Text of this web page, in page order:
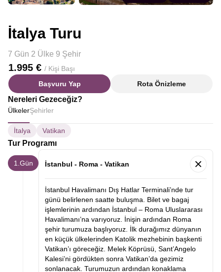
İtalya Turu
7 Gün 2 Ülke 9 Şehir
1.995 € / Kişi Başı
Başvuru Yap
Rota Önizleme
Nereleri Gezeceğiz?
ÜlkelerŞehirler
İtalya Vatikan
Tur Programı
1.Gün İstanbul - Roma - Vatikan
İstanbul Havalimanı Dış Hatlar Terminali’nde tur
günü belirlenen saatte buluşma. Bilet ve bagaj
işlemlerinin ardından İstanbul – Roma Uluslararası
Havalimanı’na varıyoruz. İnişin ardından Roma
şehir turumuza başlıyoruz. İlk durağımız dünyanın
en küçük ülkelerinden Katolik mezhebinin başkenti
Vatikan’ı göreceğiz. Melek Köprüsü, Sant’Angelo
Kalesi’ni gördükten sonra Vatikan’da gezimiz
sonlanacak. Turumuzun ardından konaklama